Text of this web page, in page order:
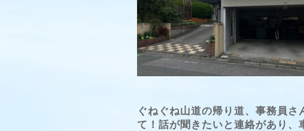
ぐねぐね山道の帰り道、事務員
て！話が聞きたいと連絡があり